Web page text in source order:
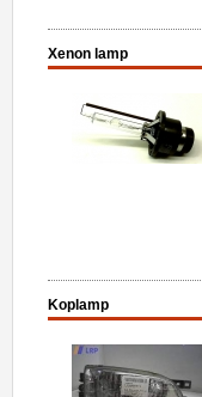
Xenon lamp
Koplamp